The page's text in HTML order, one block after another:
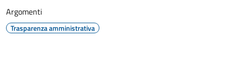
Argomenti
Trasparenza amministrativa